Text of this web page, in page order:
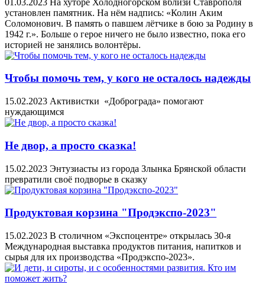
установлен памятник. На нём надпись: «Колин Аким
Соломонович. В память о павшем лётчике в бою за Родину в
1942 г.». Больше о герое ничего не было известно, пока его
историей не занялись волонтёры.
Чтобы помочь тем, у кого не осталось надежды
15.02.2023 Активистки «Доброграда» помогают
нуждающимся
Не двор, а просто сказка!
15.02.2023 Энтузиасты из города Злынка Брянской области
превратили своё подворье в сказку
Продуктовая корзина "Продэкспо-2023"
15.02.2023 В столичном «Экспоцентре» открылась 30-я
Международная выставка продуктов питания, напитков и
сырья для их производства «Продэкспо-2023».